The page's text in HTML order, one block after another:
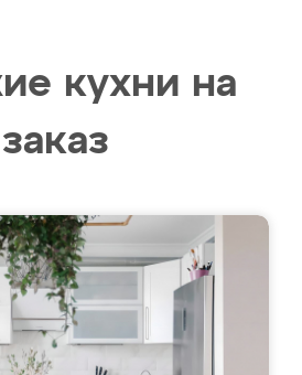
кухни на
заказ